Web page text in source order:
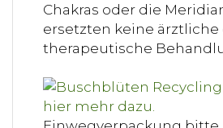
Chakras oder die
ersetzten keine ärztliche
therapeutische